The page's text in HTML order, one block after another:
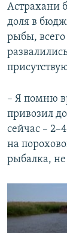
Астрахани
доля в
рыбы, всего
– Я помню
привозил
сейчас –
на
рыбалка,